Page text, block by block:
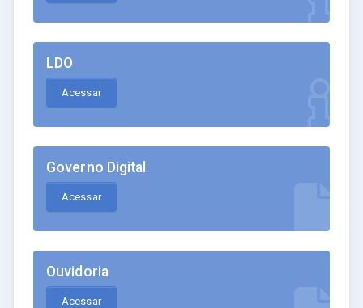
LDO
Acessar
Governo Digital
Acessar
Ouvidoria
Acessar